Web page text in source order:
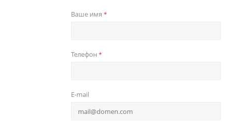
Ваше имя *
Телефон *
E-mail